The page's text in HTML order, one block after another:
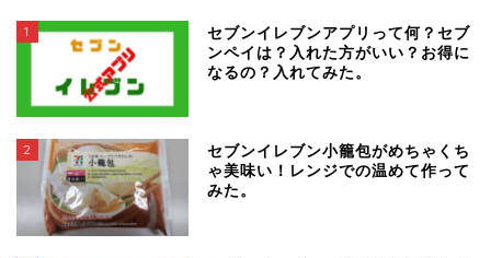
1
セブンイレブンアプリって何？セブ
ンペイは？入れた方がいい？お得に
なるの？入れてみた。
2
セブンイレブン小籠包がめちゃくち
ゃ美味い！レンジでの温めて作って
みた。